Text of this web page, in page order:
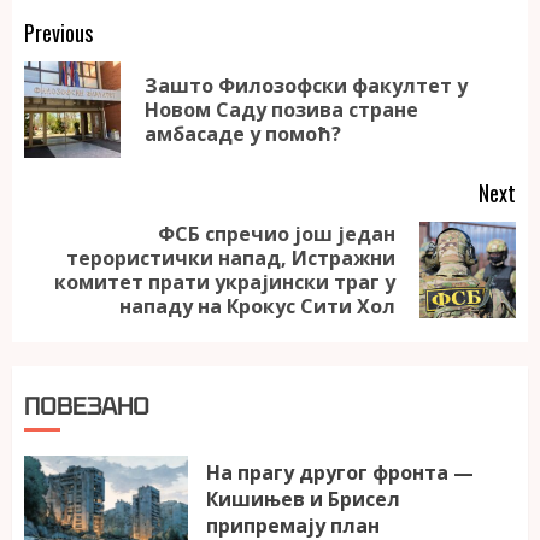
Continue
Reading
Previous
Зашто Филозофски факултет у
Новом Саду позива стране
амбасаде у помоћ?
Next
post:
ФСБ спречио још један
терористички напад, Истражни
комитет прати украјински траг у
нападу на Крокус Сити Хол
ПОВЕЗАНО
На прагу другог фронта —
Кишињев и Брисел
припремају план